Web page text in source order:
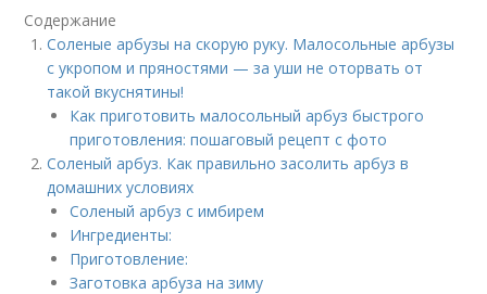
Содержание
Соленые арбузы на скорую руку. Малосольные арбузы
с укропом и пряностями — за уши не оторвать от
такой вкуснятины!
Как приготовить малосольный арбуз быстрого
приготовления: пошаговый рецепт с фото
Соленый арбуз. Как правильно засолить арбуз в
домашних условиях
Соленый арбуз с имбирем
Ингредиенты:
Приготовление:
Заготовка арбуза на зиму